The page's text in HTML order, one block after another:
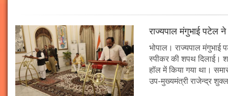
राज्यपाल मंगुभाई पटेल ने
भोपाल। राज्यपाल मंगुभाई
स्पीकर की शपथ दिलाई।
हॉल में किया गया था।
उप-मुख्यमंत्री राजेन्द्र